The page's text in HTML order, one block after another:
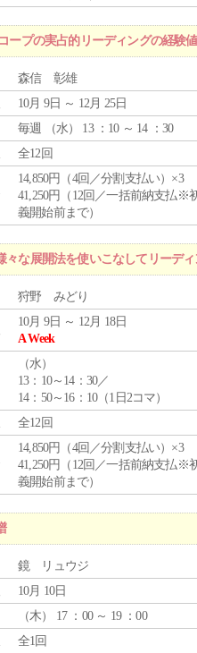
プの実占的リーディングの経験
森信 彰雄
10月 9日 ～ 12月 25日
毎週 （水） 13 ：10 ～ 14 ：30
全12回
14,850円（4回／分割支払い）×3
41,250円（12回／一括前納支払※
義開始前まで）
な展開法を使いこなしてリーディ
狩野 みどり
10月 9日 ～ 12月 18日
A Week
（水）
13：10～14：30／
14：50～16：10（1日2コマ）
全12回
14,850円（4回／分割支払い）×3
41,250円（12回／一括前納支払※
義開始前まで）
鏡 リュウジ
10月 10日
（木） 17 ：00 ～ 19 ：00
全1回